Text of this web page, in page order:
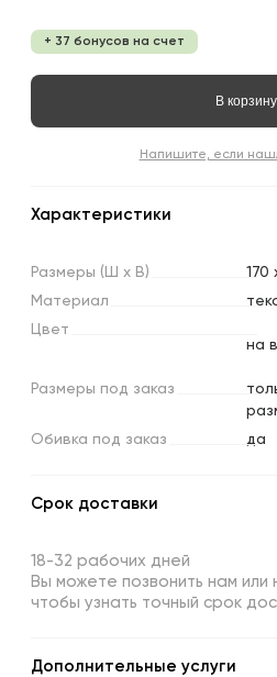
+ 37 бонусов на счет
В корзину
Напишите, если
Характеристики
Размеры (Ш х В)
170
Материал
Цвет
на
Размеры под заказ
Обивка под заказ да
Срок доставки
18-32 рабочих дней
Вы можете позвонить нам или
чтобы узнать точный срок
Дополнительные услуги